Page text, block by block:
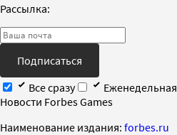
Рассылка:
Подписаться
Все сразу
Еженедельная
Новости Forbes Games
Наименование издания: forbes.ru